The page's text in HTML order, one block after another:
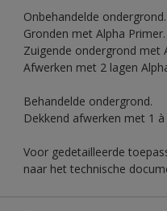
Onbehandelde ondergrond.
Gronden met Alpha Primer.
Zuigende ondergrond met
Afwerken met 2 lagen
Behandelde ondergrond.
Dekkend afwerken met 1
Voor gedetailleerde
naar het technische